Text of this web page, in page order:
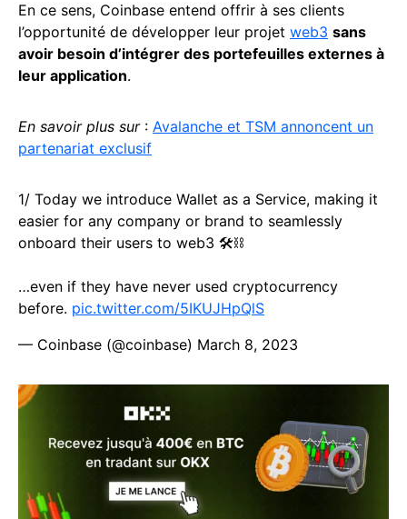
En ce sens, Coinbase entend offrir à ses clients
l’opportunité de développer leur projet web3 sans
avoir besoin d’intégrer des portefeuilles externes à
leur application.
En savoir plus sur: Avalanche et TSM annoncent un
partenariat exclusif
1/ Today we introduce Wallet as a Service, making it
easier for any company or brand to seamlessly
onboard their users to web3 🛠️⛓️
…even if they have never used cryptocurrency
before. pic.twitter.com/5IKUJHpQlS
— Coinbase (@coinbase) March 8, 2023